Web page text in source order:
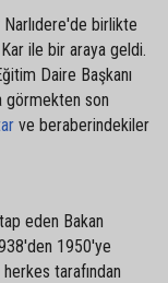
birlikte
ile bir araya geldi.
Daire Başkanı
görmekten son
ve beraberindekiler
eden Bakan
1950'ye
tarafından